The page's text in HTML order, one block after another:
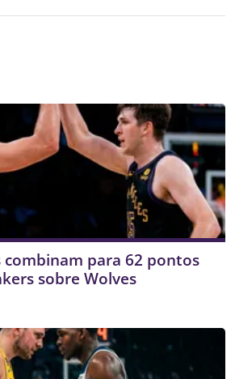
combinam para 62 pontos
sobre Wolves